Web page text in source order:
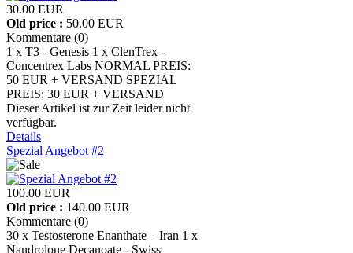
30.00 EUR
Old price : 50.00 EUR
Kommentare (0)
1 x T3 - Genesis 1 x ClenTrex -
Concentrex Labs NORMAL PREIS:
50 EUR + VERSAND SPEZIAL
PREIS: 30 EUR + VERSAND
Dieser Artikel ist zur Zeit leider nicht
verfügbar.
Details
Spezial Angebot #2
100.00 EUR
Old price : 140.00 EUR
Kommentare (0)
30 x Testosterone Enanthate – Iran 1 x
Nandrolone Decanoate - Swiss